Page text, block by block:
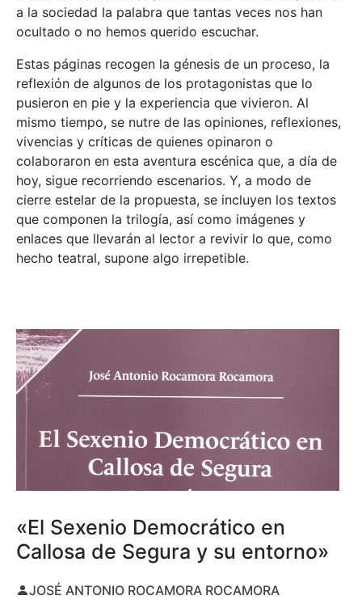
a la sociedad la palabra que tantas veces nos han
ocultado o no hemos querido escuchar.
Estas páginas recogen la génesis de un proceso, la
reflexión de algunos de los protagonistas que lo
pusieron en pie y la experiencia que vivieron. Al
mismo tiempo, se nutre de las opiniones, reflexiones,
vivencias y críticas de quienes opinaron o
colaboraron en esta aventura escénica que, a día de
hoy, sigue recorriendo escenarios. Y, a modo de
cierre estelar de la propuesta, se incluyen los textos
que componen la trilogía, así como imágenes y
enlaces que llevarán al lector a revivir lo que, como
hecho teatral, supone algo irrepetible.
«El Sexenio Democrático en
Callosa de Segura y su entorno»
JOSÉ ANTONIO ROCAMORA ROCAMORA